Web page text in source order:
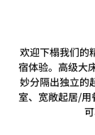
欢迎下榻我们的
宿体验。高级大
妙分隔出独立的
室、宽敞起居/